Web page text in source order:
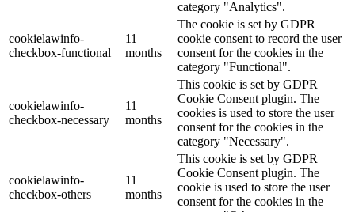
category "Analytics".
cookielawinfo-
checkbox-functional
11
months
The cookie is set by GDPR
cookie consent to record the user
consent for the cookies in the
category "Functional".
cookielawinfo-
checkbox-necessary
11
months
This cookie is set by GDPR
Cookie Consent plugin. The
cookies is used to store the user
consent for the cookies in the
category "Necessary".
cookielawinfo-
checkbox-others
11
months
This cookie is set by GDPR
Cookie Consent plugin. The
cookie is used to store the user
consent for the cookies in the